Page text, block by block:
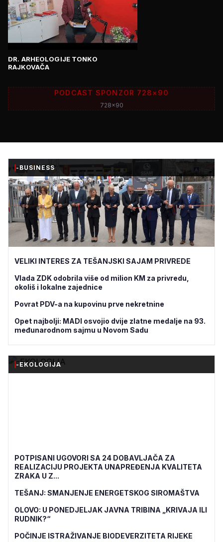
DR. ARHEOLOGIJE TONKO
RAJKOVAČA
PODCAST SPONZOR 728×90
728x90
-BUSINESS
VELIKI INTERES ZA TEŠANJSKI SAJAM PRIVREDE
Vlada ZDK odobrila više od milion KM za privredu,
okoliš i lokalne zajednice
Povrat PDV-a na kupovinu prve nekretnine
Opet najbolji: MADI osvojio dvije zlatne medalje na 93.
međunarodnom sajmu u Novom Sadu
-EKOLOGIJA
POTPISANI UGOVORI SA 24 DOBAVLJAČA ZA
REALIZACIJU PROJEKTA UNAPREĐENJA KVALITETA
ZRAKA U Z...
TEŠANJ: SMANJENJE ENERGETSKOG SIROMAŠTVA
OLOVO: U PONEDJELJAK JAVNA TRIBINA „KRIVAJA ILI
RUDNIK?“
POČINJE ISTRAŽIVANJE BIODEVERZITETA RIJEKE